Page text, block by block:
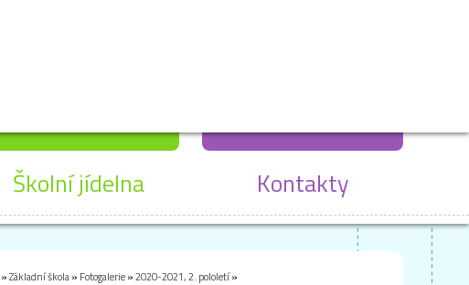
Školní jídelna Kontakty
»Základní škola» Fotogalerie»2020-2021, 2. pololetí»